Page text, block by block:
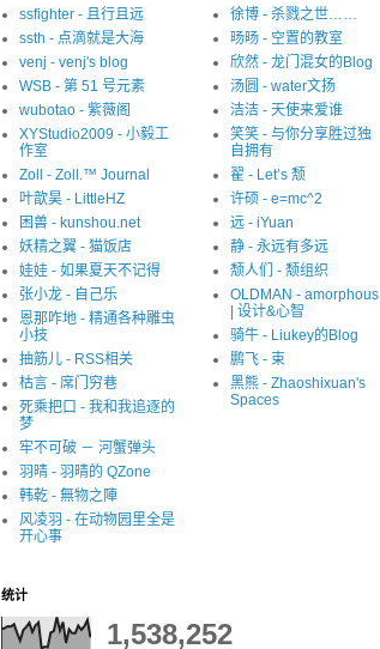
ssfighter - 且行且远
ssth - 点滴就是大海
venj - venj's blog
WSB - 第 51 号元素
wubotao - 紫薇阁
XYStudio2009 - 小毅工
作室
Zoll - Zoll.™ Journal
叶歆昊 - LittleHZ
困兽 - kunshou.net
妖精之翼 - 猫饭店
娃娃 - 如果夏天不记得
张小龙 - 自己乐
恩那咋地 - 精通各种雕虫
小技
抽筋儿 - RSS相关
枯言 - 席门穷巷
死乘把口 - 我和我追逐的
梦
牢不可破 － 河蟹弹头
羽晴 - 羽晴的 QZone
韩乾 - 無物之陣
风凌羽 - 在动物园里全是
开心事
徐博 - 杀戮之世……
旸旸 - 空置的教室
欣然 - 龙门混女的Blog
汤圆 - water文扬
洁洁 - 天使来爱谁
笑笑 - 与你分享胜过独
自拥有
翟 - Let’s 颓
许硕 - e=mc^2
远 - iYuan
静 - 永远有多远
颓人们 - 颓组织
OLDMAN - amorphous
| 设计&心智
骑牛 - Liukey的Blog
鹏飞 - 束
黑熊 - Zhaoshixuan's
Spaces
统计
1,538,252